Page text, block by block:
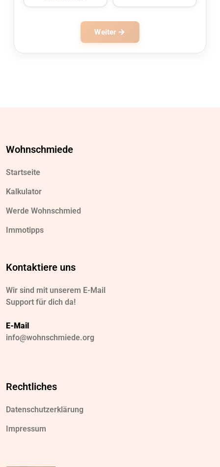
Weiter
Wohnschmiede
Startseite
Kalkulator
Werde Wohnschmied
Immotipps
Kontaktiere uns
Wir sind mit unserem E-Mail
Support für dich da!
E-Mail
info@wohnschmiede.org
Rechtliches
Datenschutzerklärung
Impressum